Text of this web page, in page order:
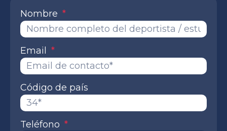
Nombre
Email
Código de país
Teléfono